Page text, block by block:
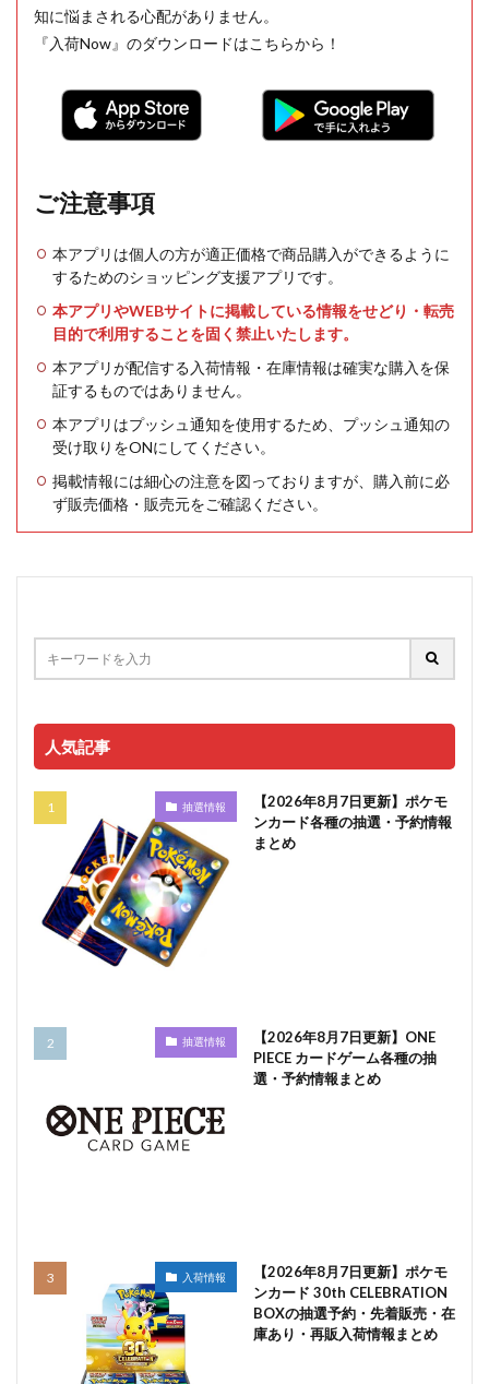
知に悩まされる心配がありません。
『入荷Now』のダウンロードはこちらから！
ご注意事項
本アプリは個人の方が適正価格で商品購入ができるように
するためのショッピング支援アプリです。
本アプリやWEBサイトに掲載している情報をせどり・転売
目的で利用することを固く禁止いたします。
本アプリが配信する入荷情報・在庫情報は確実な購入を保
証するものではありません。
本アプリはプッシュ通知を使用するため、プッシュ通知の
受け取りをONにしてください。
掲載情報には細心の注意を図っておりますが、購入前に必
ず販売価格・販売元をご確認ください。
人気記事
抽選情報
【2026年8月7日更新】ポケモ
ンカード各種の抽選・予約情報
まとめ
抽選情報
【2026年8月7日更新】ONE
PIECE カードゲーム各種の抽
選・予約情報まとめ
入荷情報
【2026年8月7日更新】ポケモ
ンカード 30th CELEBRATION
BOXの抽選予約・先着販売・在
庫あり・再販入荷情報まとめ